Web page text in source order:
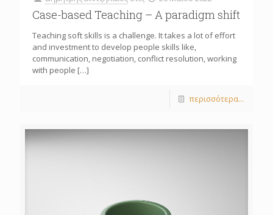
Case-based Teaching – A paradigm shift
Teaching soft skills is a challenge. It takes a lot of effort
and investment to develop people skills like,
communication, negotiation, conflict resolution, working
with people […]
περισσότερα...